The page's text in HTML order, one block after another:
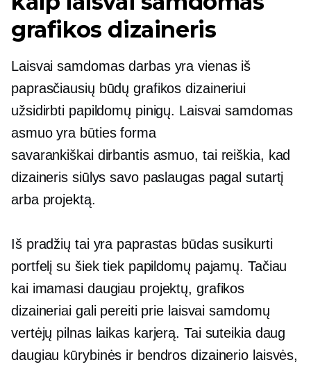
grafikos dizaineris
Laisvai samdomas darbas yra vienas iš
paprasčiausių būdų grafikos dizaineriui
užsidirbti papildomų pinigų. Laisvai samdomas
asmuo yra būties forma
savarankiškai dirbantis asmuo, tai reiškia, kad
dizaineris siūlys savo paslaugas pagal sutartį
arba projektą.
Iš pradžių tai yra paprastas būdas susikurti
portfelį su šiek tiek papildomų pajamų. Tačiau
kai imamasi daugiau projektų, grafikos
dizaineriai gali pereiti prie laisvai samdomų
vertėjų pilnas laikaskarjerą. Tai suteikia daug
daugiau kūrybinės ir bendros dizainerio laisvės,